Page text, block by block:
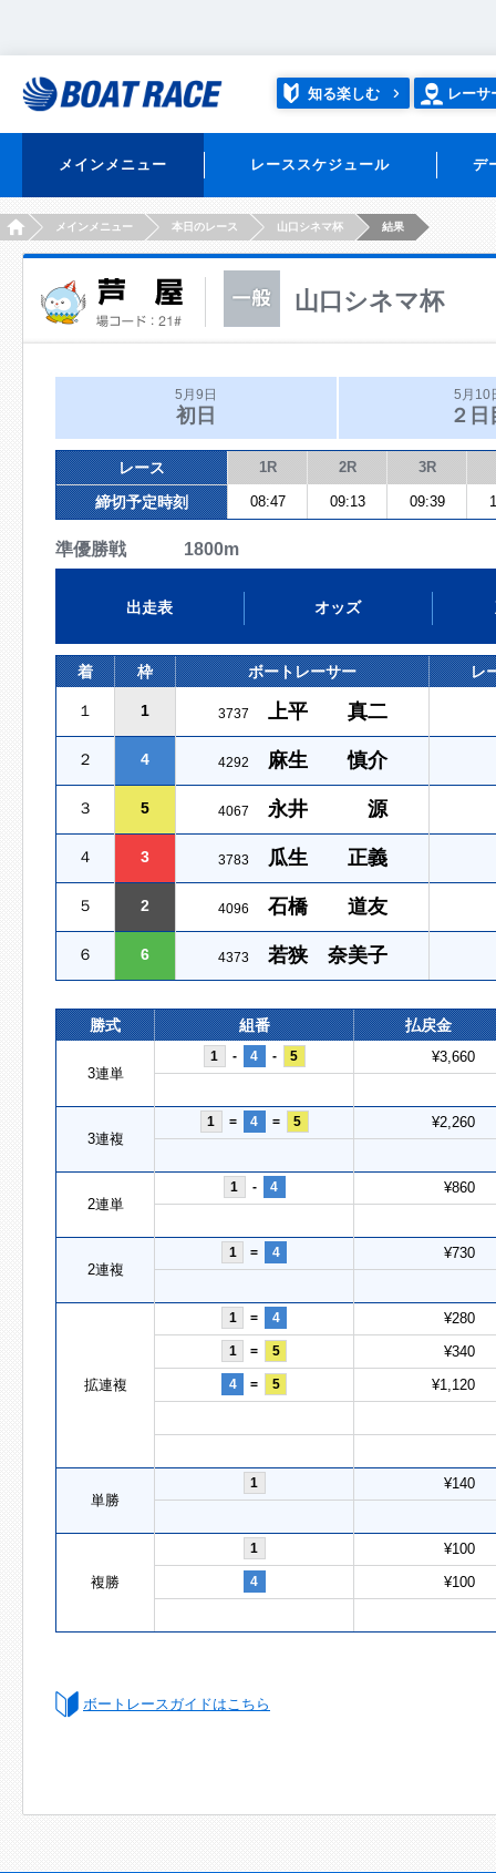
知る楽しむ レーサ
メインメニュー レーススケジュール デ
HOMEメインメニュー 本日のレース 山口シネマ杯 結果
山口シネマ杯
5月9日
初日
5月10
２日
レース 1R 2R 3R
締切予定時刻 08:47 09:13 09:39
準優勝戦 1800m
出走表 オッズ
着 枠 ボートレーサー レ
１ 1 3737 上平 真二
２ 4 4292 麻生 慎介
３ 5 4067 永井 源
４ 3 3783 瓜生 正義
５ 2 4096 石橋 道友
６ 6 4373 若狭 奈美子
勝式 組番 払戻金
3連単
1 - 4 - 5 ¥3,660
3連複
1 = 4 = 5 ¥2,260
2連単
1 - 4 ¥860
2連複
1 = 4 ¥730
拡連複
1 = 4 ¥280
1 = 5 ¥340
4 = 5 ¥1,120
単勝
1 ¥140
複勝
1 ¥100
4 ¥100
ボートレースガイドはこちら